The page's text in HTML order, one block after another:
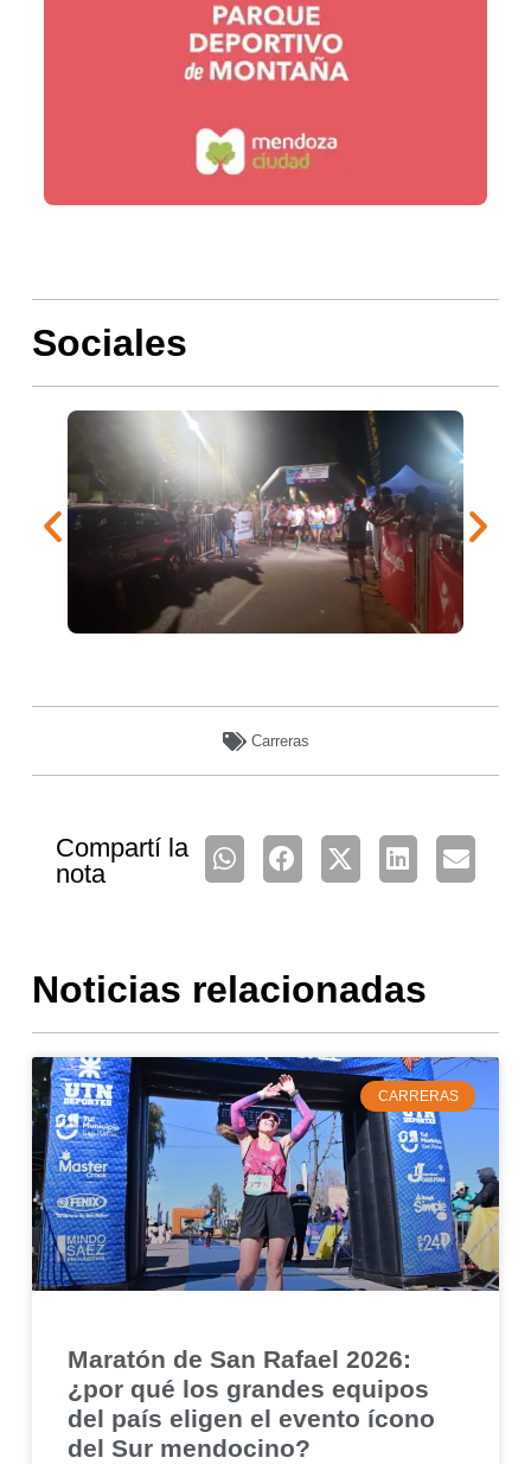
Sociales
Carreras
Compartí la
nota
Noticias relacionadas
CARRERAS
Maratón de San Rafael 2026:
¿por qué los grandes equipos
del país eligen el evento ícono
del Sur mendocino?